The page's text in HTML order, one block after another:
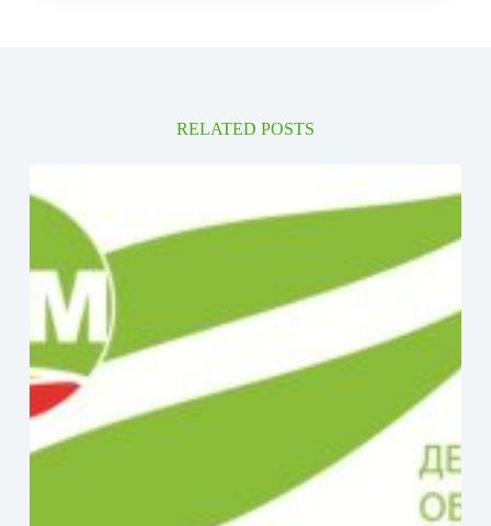
RELATED POSTS